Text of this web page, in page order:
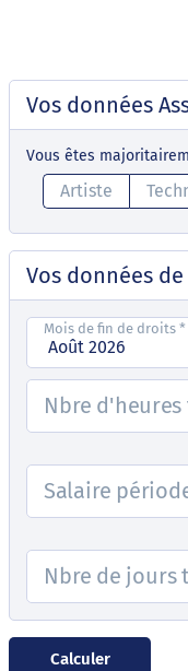
Vos données
Artiste
Vous êtes
Vos données
Mois de fin de droits *
Nbre
Salaire
Nbre de jours
Calculer